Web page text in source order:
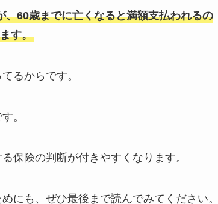
60歳までに亡くなると満額支払われるの
す。
るからです。
。
保険の判断が付きやすくなります。
にも、ぜひ最後まで読んでみてください